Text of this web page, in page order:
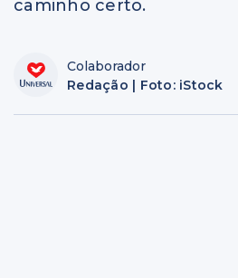
caminho certo.
Colaborador
Redação | Foto: iStock